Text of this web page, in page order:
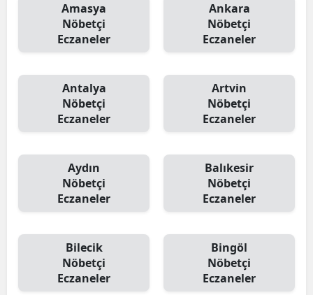
Amasya
Nöbetçi
Eczaneler
Ankara
Nöbetçi
Eczaneler
Antalya
Nöbetçi
Eczaneler
Artvin
Nöbetçi
Eczaneler
Aydın
Nöbetçi
Eczaneler
Balıkesir
Nöbetçi
Eczaneler
Bilecik
Nöbetçi
Eczaneler
Bingöl
Nöbetçi
Eczaneler